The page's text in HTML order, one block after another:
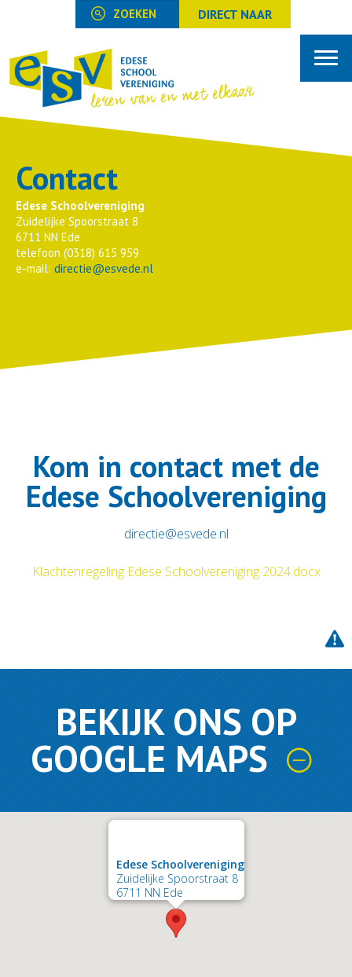
DIRECT NAAR
Contact
Edese Schoolvereniging
Zuidelijke Spoorstraat 8
6711 NN Ede
telefoon (0318) 615 959
e-mail: directie@esvede.nl
Kom in contact met de
Edese Schoolvereniging
directie@esvede.nl
Klachtenregeling Edese Schoolvereniging 2024.docx
BEKIJK ONS OP
GOOGLE MAPS
Edese Schoolvereniging
Zuidelijke Spoorstraat 8
6711 NN Ede